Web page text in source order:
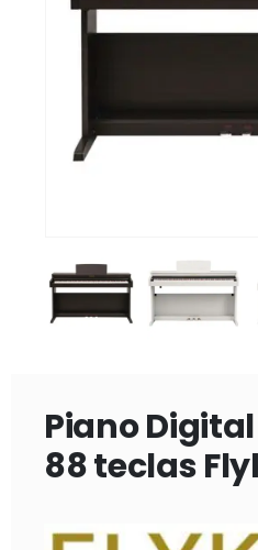
Piano Digital
88 teclas